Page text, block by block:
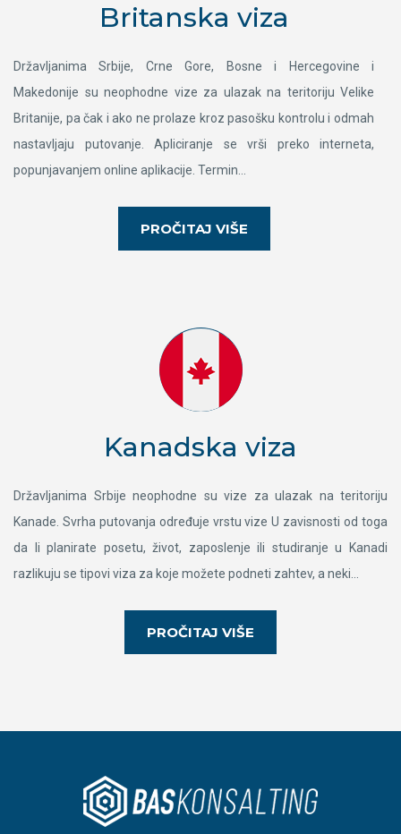
Britanska viza
Državljanima Srbije, Crne Gore, Bosne i Hercegovine i
Makedonije su neophodne vize za ulazak na teritoriju Velike
Britanije, pa čak i ako ne prolaze kroz pasošku kontrolu i odmah
nastavljaju putovanje. Apliciranje se vrši preko interneta,
popunjavanjem online aplikacije. Termin...
PROČITAJ VIŠE
Kanadska viza
Državljanima Srbije neophodne su vize za ulazak na teritoriju
Kanade. Svrha putovanja određuje vrstu vize U zavisnosti od toga
da li planirate posetu, život, zaposlenje ili studiranje u Kanadi
razlikuju se tipovi viza za koje možete podneti zahtev, a neki...
PROČITAJ VIŠE